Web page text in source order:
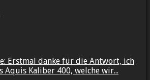
Erstmal danke für die Antwort, ich
Aquis Kaliber 400, welche wir...